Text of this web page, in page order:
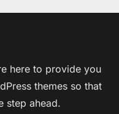
here to provide you
themes so that
step ahead.